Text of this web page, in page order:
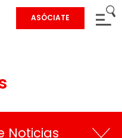
ASÓCIATE
Noticias